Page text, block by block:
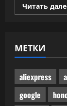
Читать
МЕТКИ
aliexpress
google